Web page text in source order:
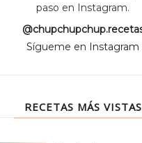
paso en Instagram.
Sígueme en Instagram
RECETAS MÁS VISTAS